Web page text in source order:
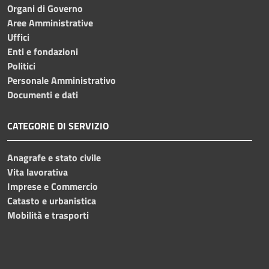
Organi di Governo
Aree Amministrative
Uffici
Enti e fondazioni
Politici
Personale Amministrativo
Documenti e dati
CATEGORIE DI SERVIZIO
Anagrafe e stato civile
Vita lavorativa
Imprese e Commercio
Catasto e urbanistica
Mobilità e trasporti